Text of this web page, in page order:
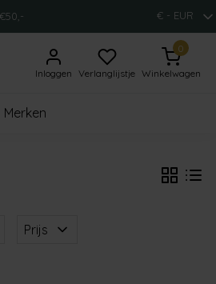
€ - EUR
Inloggen Verlanglijstje
0
Winkelwagen
Merken
Prijs